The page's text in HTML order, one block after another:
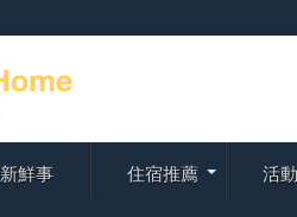
新鮮事 住宿推薦 活